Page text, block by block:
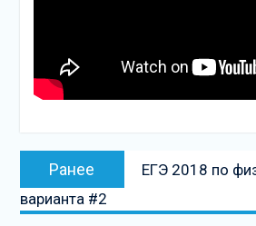
Навигация
записям
Ранее
запись:
ЕГЭ 2018 по
варианта #2